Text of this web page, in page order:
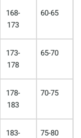
168-
173
60-65
173-
178
65-70
178-
183
70-75
183-
75-80